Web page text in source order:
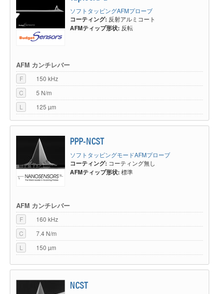
ソフトタッピングAFMプローブ
コーティング: 反射アルミコート
AFMティップ形状: 反転
AFM カンチレバー
F
150 kHz
C
5 N/m
L
125 µm
PPP-NCST
ソフトタッピングモードAFMプローブ
コーティング: コーティング無し
AFMティップ形状: 標準
AFM カンチレバー
F
160 kHz
C
7.4 N/m
L
150 µm
NCST